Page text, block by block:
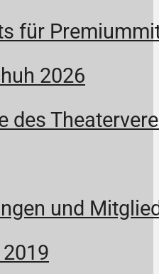
für
2026
des
und